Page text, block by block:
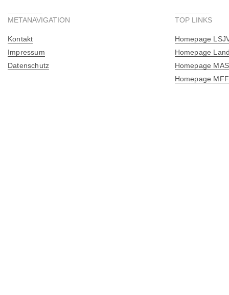
METANAVIGATION
Kontakt
Impressum
Datenschutz
TOP LINKS
Homepage
Homepage
Homepage
Homepage